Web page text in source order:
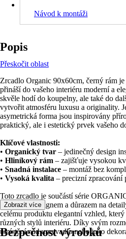
Návod k montáži
Popis
Přeskočit oblast
Zrcadlo Organic 90x60cm, černý rám
přináší do vašeho interiéru moderní a
skvěle hodí do koupelny, ale také do
vytvořit atmosféru luxusu a originality.
asymetrická forma jsou inspirovány
praktický, ale i estetický prvek vašeho
Klíčové vlastnosti:
• Organický tvar – jedinečný design
• Hliníkový rám – zajišťuje vysokou
• Snadná instalace – montáž bez
• Vysoká kvalita – precizní zpracování
Toto zrcadlo je součástí série
moderním designem a důrazem na
celému produktu elegantní vzhled,
různých stylů interiéru. Díky svým
umístění nad umyvadlo nebo jako
Zobrazit více
Bezpečnost výrobků